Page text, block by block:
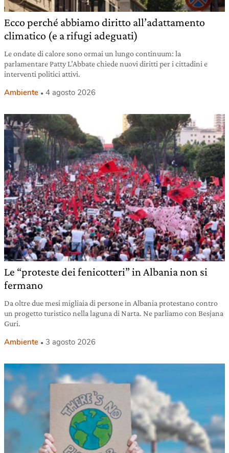
Ecco perché abbiamo diritto all’adattamento
climatico (e a rifugi adeguati)
Le ondate di calore sono ormai un lungo continuum: la
parlamentare Patty L’Abbate chiede nuovi diritti per i cittadini e
interventi politici attivi.
Ambiente 4 agosto 2026
Le “proteste dei fenicotteri” in Albania non si
fermano
Da oltre due mesi migliaia di persone in Albania protestano contro
un progetto turistico nella laguna di Narta. Ne parliamo con Besjana
Guri.
Ambiente 3 agosto 2026